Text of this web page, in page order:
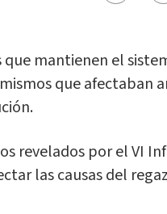
mantienen el
que afectaban
revelados por el VI
las causas del